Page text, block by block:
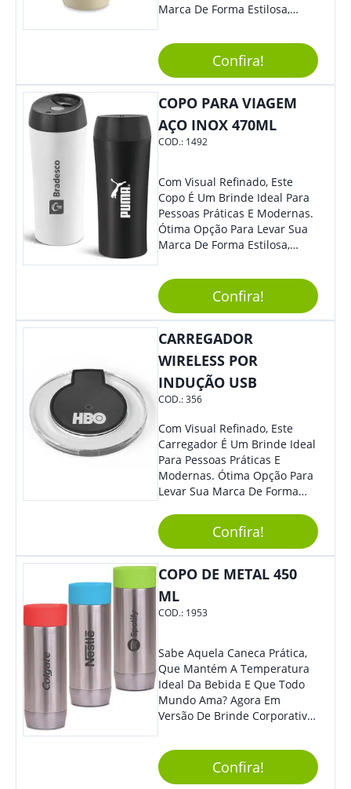
Marca De Forma Estilosa,
Empresa Em Eventos,
Reuniões Corporativas Ou Até
Mesmo Para Presentear
Colaboradores.
Confira!
COPO PARA VIAGEM
AÇO INOX 470ML
COD.: 1492
Com Visual Refinado, Este
Copo É Um Brinde Ideal Para
Pessoas Práticas E Modernas.
Ótima Opção Para Levar Sua
Marca De Forma Estilosa,
Empresa Em Eventos,
Reuniões Corporativas Ou Até
Mesmo Para Presentear
Colaboradores.
Confira!
CARREGADOR
WIRELESS POR
INDUÇÃO USB
COD.:356
Com Visual Refinado, Este
Carregador É Um Brinde Ideal
Para Pessoas Práticas E
Modernas. Ótima Opção Para
Levar Sua Marca De Forma
Sua Empresa Em Eventos,
Reuniões Corporativas Ou Até
Mesmo Para Presentear
Colaboradores E Parceiros De
Confira!
COPO DE METAL 450
ML
COD.: 1953
Sabe Aquela Caneca Prática,
Que Mantém A Temperatura
Ideal Da Bebida E Que Todo
Mundo Ama? Agora Em
Versão De Brinde Corporativo
Sua Marca Com Muito Estilo E
Acrescentar Ainda Mais
Praticidade À Eventos E Feiras
Confira!